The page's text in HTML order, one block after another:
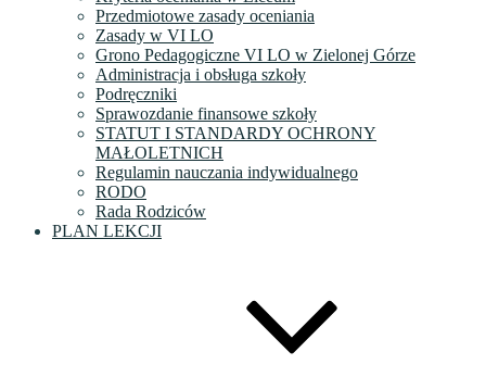
Przedmiotowe zasady oceniania
Zasady w VI LO
Grono Pedagogiczne VI LO w Zielonej Górze
Administracja i obsługa szkoły
Podręczniki
Sprawozdanie finansowe szkoły
STATUT I STANDARDY OCHRONY
MAŁOLETNICH
Regulamin nauczania indywidualnego
RODO
Rada Rodziców
PLAN LEKCJI